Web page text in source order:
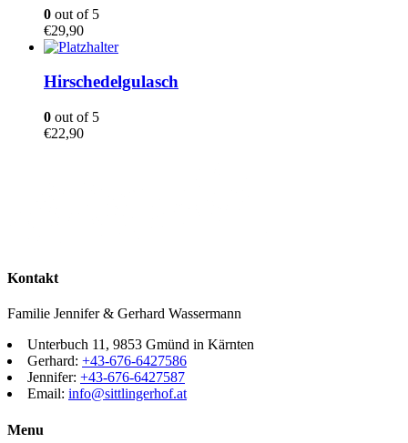
0 out of 5
€29,90
Hirschedelgulasch
0 out of 5
€22,90
Kontakt
Familie Jennifer & Gerhard Wassermann
Unterbuch 11, 9853 Gmünd in Kärnten
Gerhard: +43-676-6427586
Jennifer: +43-676-6427587
Email: info@sittlingerhof.at
Menu